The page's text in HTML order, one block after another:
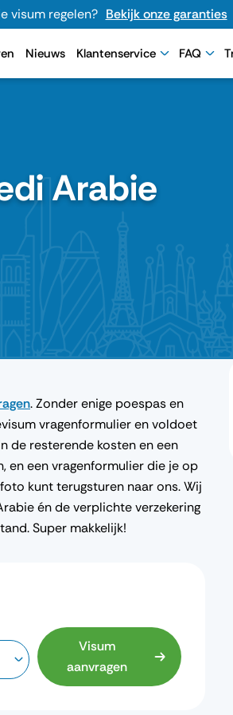
visum regelen? Bekijk onze garanties
Nieuws Klantenservice FAQ
Arabie
. Zonder enige poespas en
vragenformulier en voldoet
de resterende kosten en een
en een vragenformulier die je op
kunt terugsturen naar ons. Wij
én de verplichte verzekering
Super makkelijk!
Visum
aanvragen